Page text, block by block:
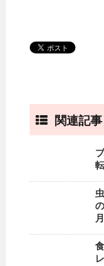
関連記事